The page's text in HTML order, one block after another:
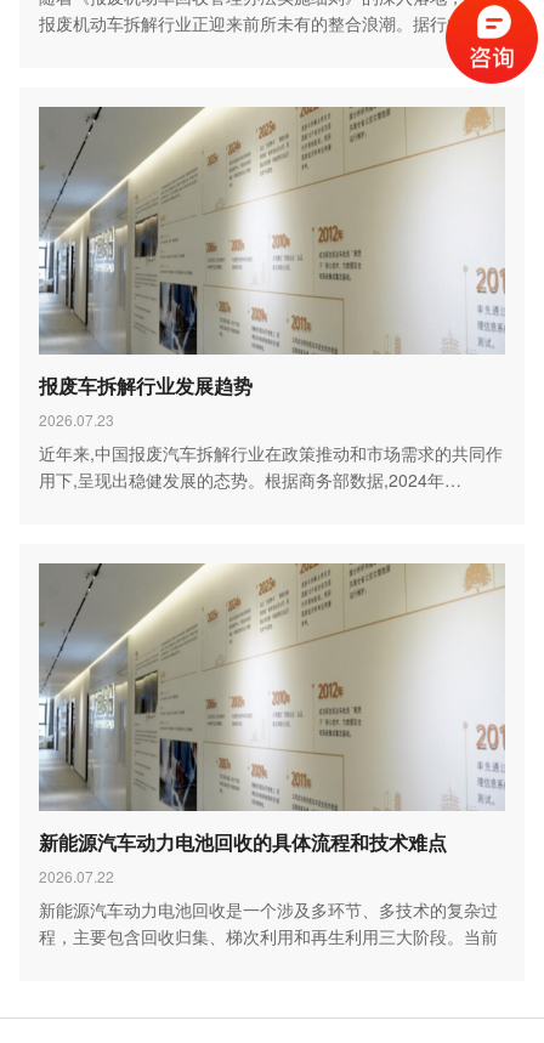
报废机动车拆解行业正迎来前所未有的整合浪潮。据行业数据
报废车拆解行业发展趋势
2026.07.23
近年来,中国报废汽车拆解行业在政策推动和市场需求的共同作
用下,呈现出稳健发展的态势。根据商务部数据,2024年…
新能源汽车动力电池回收的具体流程和技术难点
2026.07.22
新能源汽车动力电池回收是一个涉及多环节、多技术的复杂过
程，主要包含回收归集、梯次利用和再生利用三大阶段。当前